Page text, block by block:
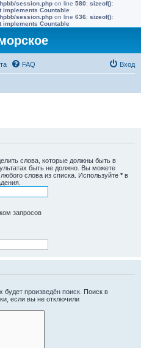
session.php on line 580: sizeof():
implements Countable
session.php on line 636: sizeof():
implements Countable
FAQ Вход
слова, которые должны быть в
быть не должно. Вы можете
слова из списка. Используйте * в
запросов
произведён поиск. Поиск в
если вы не отключили